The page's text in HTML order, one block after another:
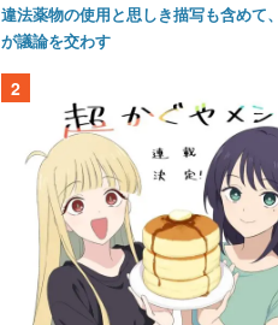
違法薬物の使用と思しき描写も含めて
が議論を交わす
2